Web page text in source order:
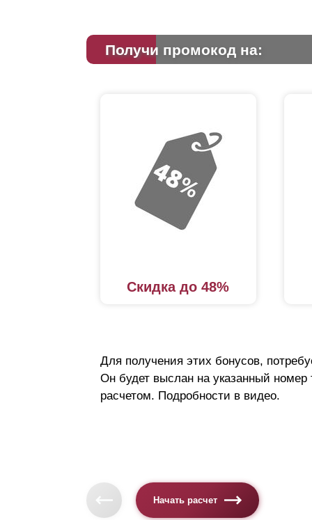
Получи промокод на:
Скидка до 48%
Для получения этих бонусов,
Он будет выслан на указанный номер
расчетом. Подробности в видео.
Начать расчет